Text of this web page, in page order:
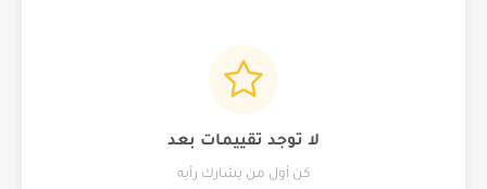
لا توجد تقييمات بعد
كن أول من يشارك رأيه